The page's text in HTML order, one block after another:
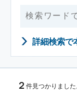
詳細検索で
２ 件見つかりました